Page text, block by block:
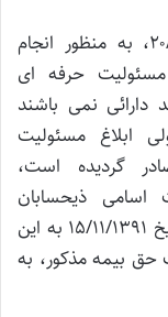
پیرو نامه شماره ۱۷۴۱۳۰/۵۳ مورخ ۲۰/۹/۹۱، به منظور انجام
حرفه ای
دارائی نمی باشند
ابلاغ مسئولیت
گردیده است،
ذیحسابان
متقاضی (طبق فرم پیوست) را حداکثر تا تاریخ ۱۵/۱۱/۱۳۹۱ به این
حق بیمه مذکور، به